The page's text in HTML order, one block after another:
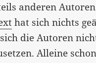
anderen
hat sich nichts
die Autoren
Alleine